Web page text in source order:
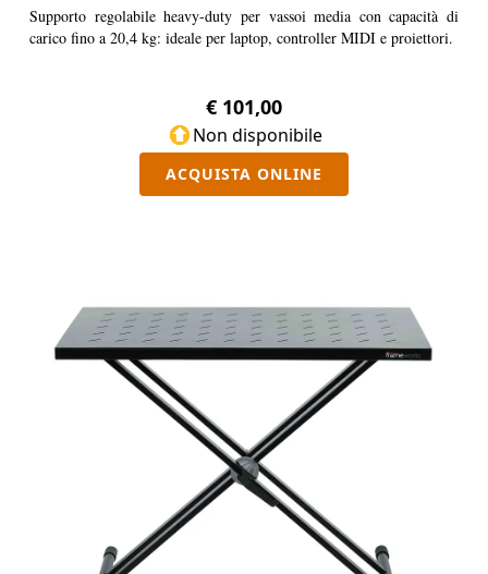
Supporto regolabile heavy-duty per vassoi media con capacità di
carico fino a 20,4 kg: ideale per laptop, controller MIDI e proiettori.
€ 101,00
Non disponibile
ACQUISTA ONLINE